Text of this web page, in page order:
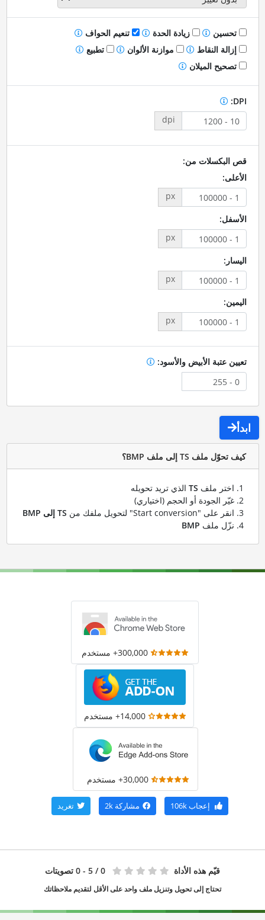
تحسين زيادة الحدة
تنعيم الحواف
إزالة النقاط
موازنة الألوان
تطبيع
تصحيح الميلان
DPI:
dpi
قص البكسلات من:
الأعلى:
px
الأسفل:
px
اليسار:
px
اليمين:
px
تعيين عتبة الأبيض والأسود:
ابدأ
كيف تحوّل ملف TS إلى ملف BMP؟
اختر ملف TSالذي تريد تحويله
غيّر الجودة أو الحجم (اختياري)
انقر على "Start conversion" لتحويل ملفك من
TS إلى BMP
نزّل ملف BMP
300,000+ مستخدم
14,000+ مستخدم
30,000+ مستخدم
إعجاب106k مشاركة 2k تغريد
قيّم هذه الأداة 0 / 5 - 0 تصويتات
تحتاج إلى تحويل وتنزيل ملف واحد على الأقل لتقديم ملاحظاتك